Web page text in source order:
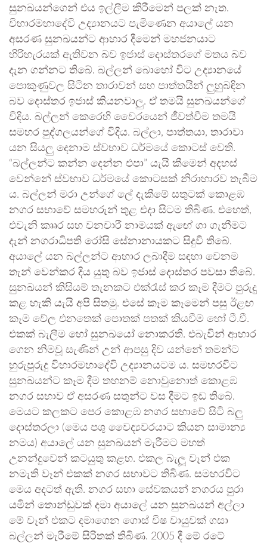
සුනඛයන්ගෙන් එය ඉල්ලීම කිරීමෙන් පලක් නැත.
විහාරමහාදේවි උද්‍යානයට පැමිණෙන අයාලේ යන
අසරණ සුනඛයන්ට ආහාර දීමෙන් මහජනයාට
හිරිහැරයක් ඇතිවන බව ඉජාස් දොස්තරගේ මතය බව
දැන ගන්නට තිබේ. බල්ලන් බොහෝ විට උද්‍යානයේ
පොකුණුවල සිටින තාරාවන් සහ පාත්තයින් ලුහුබඳින
බව දොස්තර ඉජාස් කියනවාලු. ඒ තමයි සුනඛයන්ගේ
විදිය. බල්ලන් කෙරෙහි වෛරයෙන් ජීවත්වීම තමයි
සමහර පුද්ගලයන්ගේ විදිය. බල්ලා, පාත්තයා, තාරාවා
යන සියලු දෙනාම ස්වභාව ධර්මයේ කොටස් වෙති.
“බල්ලන්ට කන්න දෙන්න එපා” යැයි කීමෙන් අදහස්
වෙන්නේ ස්වභාව ධර්මයේ කොටසක් නිරාහාරව තැබීම
ය. බල්ලන් මරා උන්ගේ ලේ දැකීමේ සතුටක් කොළඹ
නගර සභාවේ සමහරුන් තුළ එදා සිටම තිබිණ. එහෙත්,
එවැනි කෲර සහ වනචාරී නාමයක් ඇඟේ ගා ගැනීමට
දැන් නගරාධිපති රෝසි සේනානායකට සිදුවී තිබේ.
අයාලේ යන බල්ලන්ට ආහාර ලබාදීම සඳහා වෙනම
තැන් වෙන්කර දිය යුතු බව ඉජාස් දොස්තර පවසා තිබේ.
සුනඛයන් කිසියම් තැනකට එක්රැස් කර කෑම දීමට පුරුදු
කළ හැකි යැයි අපි සිතමු. එසේ කෑම කෑමෙන් පසු ඊළඟ
කෑම වේල එනතෙක් පොතක් පතක් කියවීම හෝ ටී.වී.
එකක් බැලීම හෝ සුනඛයෝ නොකරති. එබැවින් ආහාර
ගෙන නිමවූ සැණින් උන් ආපසු දිව යන්නේ තමන්ට
හුරුපුරුදු විහාරමහාදේවි උද්‍යානයටම ය. සමහරවිට
සුනඛයන්ට කෑම දීම තහනම් නොවුනොත් කොළඹ
නගර සභාව ඒ අසරණ සතුන්ට වස දීමට ඉඩ තිබේ.
මෙයට කලකට පෙර කොළඹ නගර සභාවේ සිටි බලු
දොස්තරලා (මෙය පශු වෛද්‍යවරයාට කියන සාමාන්‍ය
නමය) අයාලේ යන සුනඛයන් මැරීමට මහත්
උනන්දුවෙන් කටයුතු කළහ. එකල බැලූ වෑන් එක
නමැති වෑන් එකක් නගර සභාවට තිබිණ. සමහරවිට
මෙය අදටත් ඇති. නගර සභා සේවකයන් නගරය පුරා
යමින් තොන්ඩුවක් දමා අයාලේ යන සුනඛයන් අල්ලා
මේ වෑන් එකට දමාගෙන ගොස් විෂ වායුවක් ගසා
බල්ලන් මැරීමේ සිරිතක් තිබිණ. 2005 දී මේ රටේ